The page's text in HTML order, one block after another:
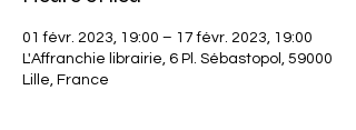
01 févr. 2023, 19:00 – 17 févr. 2023, 19:00
L'Affranchie librairie, 6 Pl. Sébastopol, 59000
Lille, France